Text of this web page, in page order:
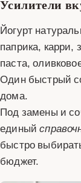
Усилители
Йогурт
паприка, карри,
паста,
Один быстрый
дома.
Под замены и
единый
быстро
бюджет.